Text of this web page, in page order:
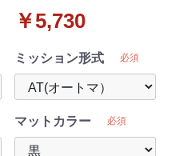
マツダ キャロル
￥5,730
ミッション形式 必須
マットカラー 必須